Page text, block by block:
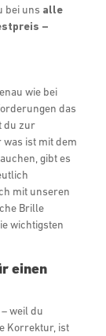
bei uns alle
–
wie bei
das
du zur
was ist mit dem
gibt es
mit unseren
Brille
wichtigsten
einen
weil du
Korrektur, ist